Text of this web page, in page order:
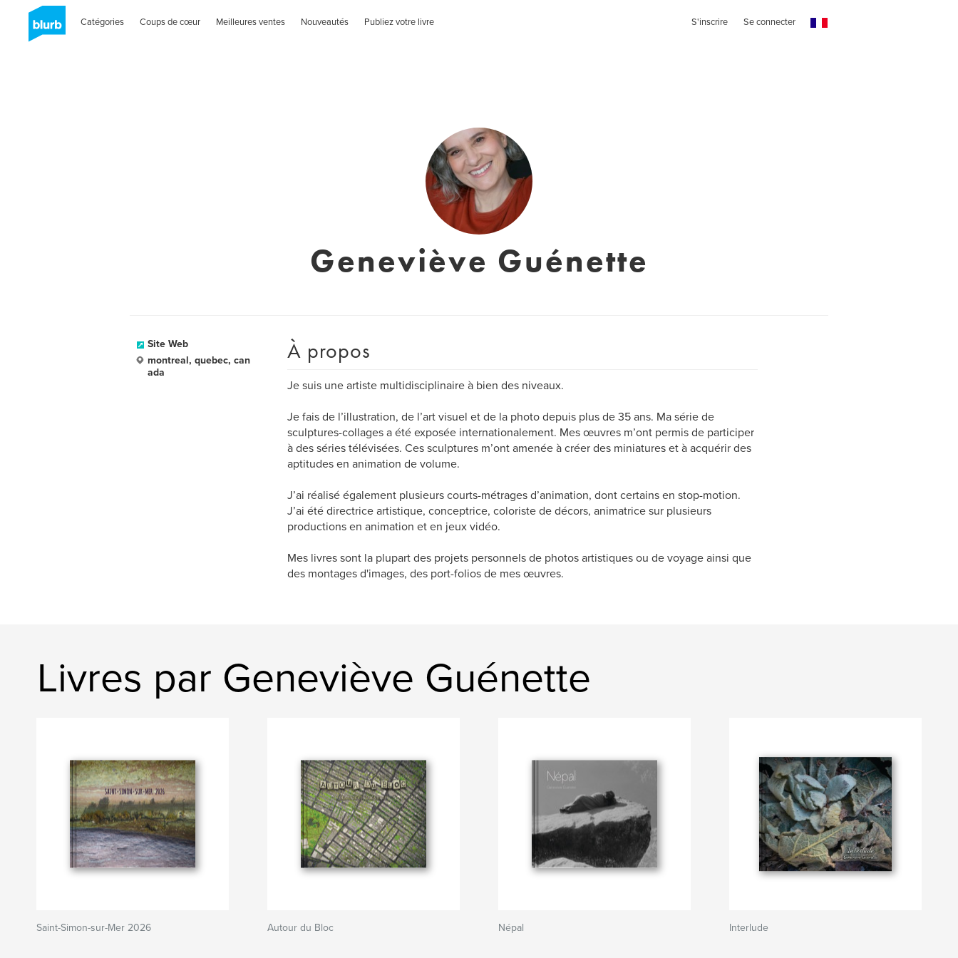
Catégories Coups de cœur Meilleures ventes Nouveautés Publiez votre livre S'inscrire Se connecter
Geneviève Guénette
Site Web
montreal, quebec, can
ada
À propos
Je suis une artiste multidisciplinaire à bien des niveaux.
Je fais de l’illustration, de l’art visuel et de la photo depuis plus de 35 ans. Ma série de
sculptures-collages a été exposée internationalement. Mes œuvres m’ont permis de participer
à des séries télévisées. Ces sculptures m’ont amenée à créer des miniatures et à acquérir des
aptitudes en animation de volume.
J’ai réalisé également plusieurs courts-métrages d’animation, dont certains en stop-motion.
J’ai été directrice artistique, conceptrice, coloriste de décors, animatrice sur plusieurs
productions en animation et en jeux vidéo.
Mes livres sont la plupart des projets personnels de photos artistiques ou de voyage ainsi que
des montages d'images, des port-folios de mes œuvres.
Livres par Geneviève Guénette
Saint-Simon-sur-Mer 2026 Autour du Bloc Népal Interlude